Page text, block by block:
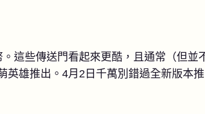
這些傳送門看起來更酷，且通常（但並
英雄推出。4月2日千萬別錯過全新版本